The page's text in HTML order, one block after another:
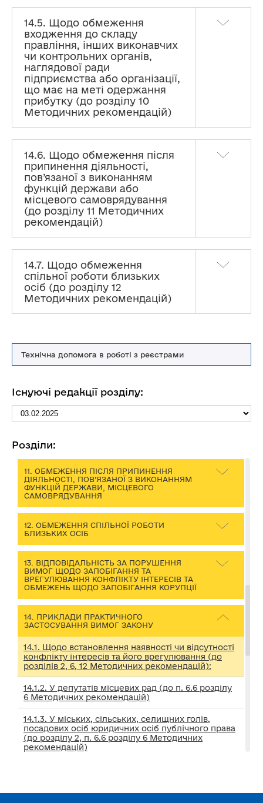
Технічна допомога в роботі з реєстрами
Існуючі редакції розділу:
Розділи:
КОНФЛІКТУ ІНТЕРЕСІВ ТА ОБМЕЖЕННЯ ЩОДО
ЗАПОБІГАННЯ КОРУПЦІЇ
2. КОНФЛІКТ ІНТЕРЕСІВ ТА ЙОГО СКЛАДОВІ
3. ОБОВ’ЯЗКИ У ЗВ’ЯЗКУ З НАЯВНІСТЮ
КОНФЛІКТУ ІНТЕРЕСІВ
4. ДІЇ ОСОБИ У РАЗІ ІСНУВАННЯ СУМНІВІВ
5. ЗОВНІШНЄ ВРЕГУЛЮВАННЯ КОНФЛІКТУ
ІНТЕРЕСІВ
6. ОСОБЛИВОСТІ ВРЕГУЛЮВАННЯ КОНФЛІКТУ
ІНТЕРЕСІВ, ЩО ВИНИК У ДІЯЛЬНОСТІ
ОКРЕМИХ КАТЕГОРІЙ ОСІБ,
УПОВНОВАЖЕНИХ НА ВИКОНАННЯ ФУНКЦІЙ
7. ЗАПОБІГАННЯ КОНФЛІКТУ ІНТЕРЕСІВ У
ЗВ’ЯЗКУ З НАЯВНІСТЮ В ОСОБИ
ПІДПРИЄМСТВ ЧИ КОРПОРАТИВНИХ ПРАВ
(ст. 36 Закону)
ДО СКЛАДУ ПРАВЛІННЯ, ІНШИХ
ВИКОНАВЧИХ ЧИ КОНТРОЛЬНИХ ОРГАНІВ,
ПРИБУТКУ
11. ОБМЕЖЕННЯ ПІСЛЯ ПРИПИНЕННЯ
ДІЯЛЬНОСТІ, ПОВ’ЯЗАНОЇ З ВИКОНАННЯМ
ФУНКЦІЙ ДЕРЖАВИ, МІСЦЕВОГО
САМОВРЯДУВАННЯ
12. ОБМЕЖЕННЯ СПІЛЬНОЇ РОБОТИ
БЛИЗЬКИХ ОСІБ
13. ВІДПОВІДАЛЬНІСТЬ ЗА ПОРУШЕННЯ
ВИМОГ ЩОДО ЗАПОБІГАННЯ ТА
ВРЕГУЛЮВАННЯ КОНФЛІКТУ ІНТЕРЕСІВ ТА
ОБМЕЖЕНЬ ЩОДО ЗАПОБІГАННЯ КОРУПЦІЇ
14. ПРИКЛАДИ ПРАКТИЧНОГО
ЗАСТОСУВАННЯ ВИМОГ ЗАКОНУ
14.1. Щодо встановлення наявності чи відсутності
конфлікту інтересів та його врегулювання (до
розділів 2, 6, 12 Методичних рекомендацій):
14.1.2. У депутатів місцевих рад (до п. 6.6 розділу
6 Методичних рекомендацій)
14.1.3. У міських, сільських, селищних голів,
посадових осіб юридичних осіб публічного права
(до розділу 2, п. 6.6 розділу 6 Методичних
рекомендацій)
14.5. Щодо обмеження
входження до складу
правління, інших виконавчих
чи контрольних органів,
наглядової ради
підприємства або організації,
що має на меті одержання
прибутку (до розділу 10
Методичних рекомендацій)
14.6. Щодо обмеження після
припинення діяльності,
пов’язаної з виконанням
функцій держави або
місцевого самоврядування
(до розділу 11 Методичних
рекомендацій)
14.7. Щодо обмеження
спільної роботи близьких
осіб (до розділу 12
Методичних рекомендацій)